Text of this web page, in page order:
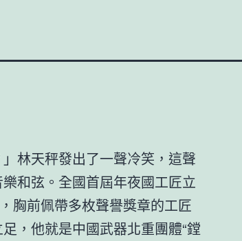
林天秤發出了一聲冷笑，這聲
和弦。全國首屆年夜國工匠立
胸前佩帶多枚聲譽獎章的工匠
，他就是中國武器北重團體“鏜